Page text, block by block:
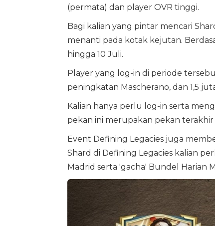
(permata) dan player OVR tinggi.
Bagi kalian yang pintar mencari
menanti pada kotak kejutan.
hingga 10 Juli.
Player yang log-in di periode
peningkatan Mascherano, dan 1,5
Kalian hanya perlu log-in serta
pekan ini merupakan pekan
Event Defining Legacies juga
Shard di Defining Legacies kalian
Madrid serta 'gacha' Bundel Harian